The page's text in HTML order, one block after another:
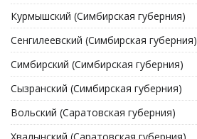
Курмышский (Симбирская губерния)
Сенгилеевский (Симбирская губерния)
Симбирский (Симбирская губерния)
Сызранский (Симбирская губерния)
Вольский (Саратовская губерния)